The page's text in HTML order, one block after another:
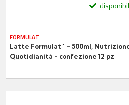
FORMULAT
Latte Formulat 1 – 500ml,
Quotidianità - confezione 12 pz